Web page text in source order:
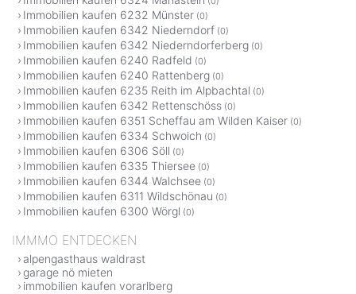
Immobilien kaufen 6232 Münster (0)
Immobilien kaufen 6342 Niederndorf (0)
Immobilien kaufen 6342 Niederndorferberg (0)
Immobilien kaufen 6240 Radfeld (0)
Immobilien kaufen 6240 Rattenberg (0)
Immobilien kaufen 6235 Reith im Alpbachtal (0)
Immobilien kaufen 6342 Rettenschöss (0)
Immobilien kaufen 6351 Scheffau am Wilden Kaiser (0)
Immobilien kaufen 6334 Schwoich (0)
Immobilien kaufen 6306 Söll (0)
Immobilien kaufen 6335 Thiersee (0)
Immobilien kaufen 6344 Walchsee (0)
Immobilien kaufen 6311 Wildschönau (0)
Immobilien kaufen 6300 Wörgl (0)
IMMMO ENTDECKEN
alpengasthaus waldrast
garage nö mieten
immobilien kaufen vorarlberg